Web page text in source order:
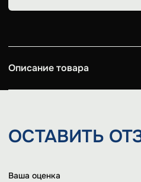
Описание товара
ОСТАВИТЬ
Ваша оценка